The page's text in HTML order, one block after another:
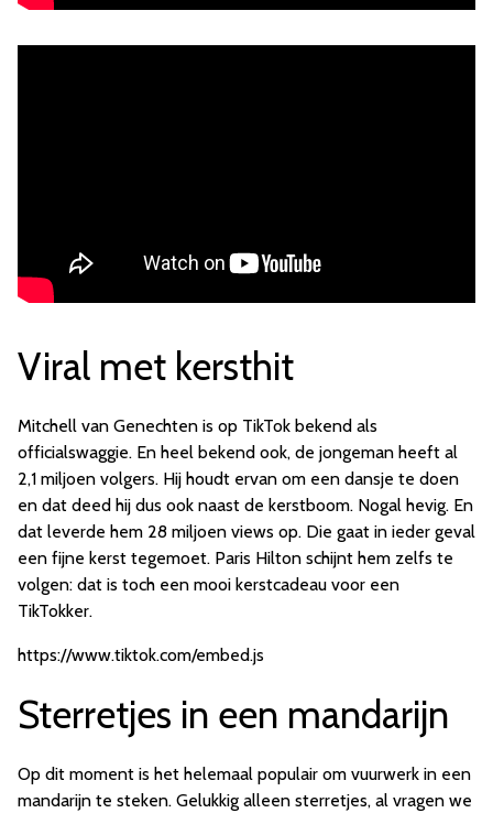
Viral met kersthit
Mitchell van Genechten is op TikTok bekend als
officialswaggie. En heel bekend ook, de jongeman heeft al
2,1 miljoen volgers. Hij houdt ervan om een dansje te doen
en dat deed hij dus ook naast de kerstboom. Nogal hevig. En
dat leverde hem 28 miljoen views op. Die gaat in ieder geval
een fijne kerst tegemoet. Paris Hilton schijnt hem zelfs te
volgen: dat is toch een mooi kerstcadeau voor een
TikTokker.
https://www.tiktok.com/embed.js
Sterretjes in een mandarijn
Op dit moment is het helemaal populair om vuurwerk in een
mandarijn te steken. Gelukkig alleen sterretjes, al vragen we